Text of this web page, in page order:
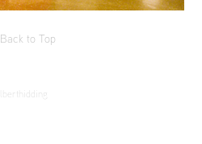
Back to Top
alberthidding